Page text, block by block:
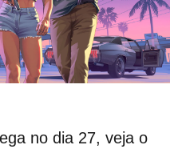
no dia 27, veja o